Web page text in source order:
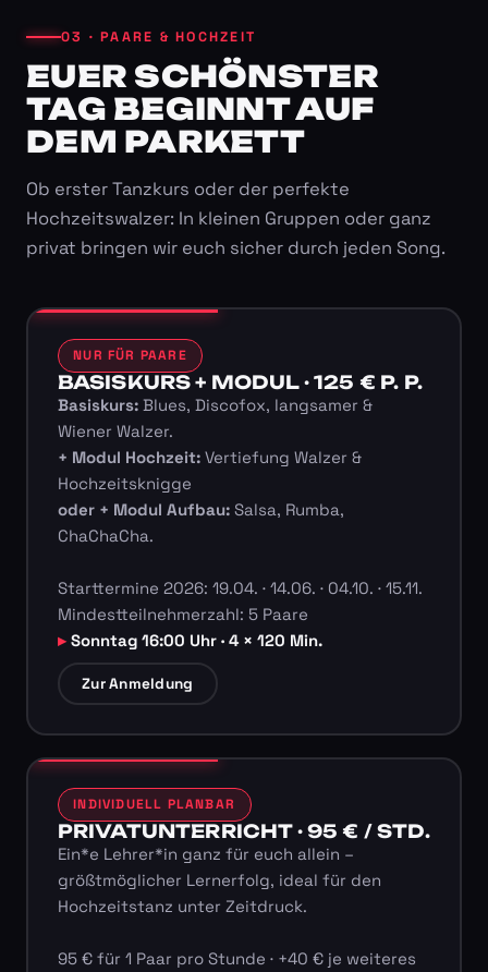
03 · PAARE & HOCHZEIT
EUER SCHÖNSTER
TAG BEGINNT AUF
DEM PARKETT
Ob erster Tanzkurs oder der perfekte
Hochzeitswalzer: In kleinen Gruppen oder ganz
privat bringen wir euch sicher durch jeden Song.
NUR FÜR PAARE
BASISKURS + MODUL · 125 € P. P.
Basiskurs:Blues, Discofox, langsamer &
Wiener Walzer.
+ Modul Hochzeit:Vertiefung Walzer &
Hochzeitsknigge
oder + Modul Aufbau:Salsa, Rumba,
ChaChaCha.
Starttermine 2026: 19.04. · 14.06. · 04.10. · 15.11.
Mindestteilnehmerzahl: 5 Paare
Sonntag 16:00 Uhr · 4 × 120 Min.
Zur Anmeldung
INDIVIDUELL PLANBAR
PRIVATUNTERRICHT · 95 € / STD.
Ein*e Lehrer*in ganz für euch allein –
größtmöglicher Lernerfolg, ideal für den
Hochzeitstanz unter Zeitdruck.
95 € für 1 Paar pro Stunde · +40 € je weiteres